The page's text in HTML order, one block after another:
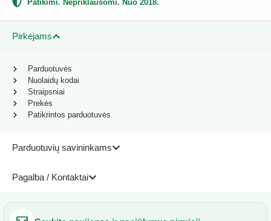
Patikimi. Nepriklausomi. Nuo 2018.
Pirkėjams
Parduotuvių savininkams
Pagalba / Kontaktai
Parduotuvės
Nuolaidų kodai
Straipsniai
Prekės
Patikrintos parduotuvės